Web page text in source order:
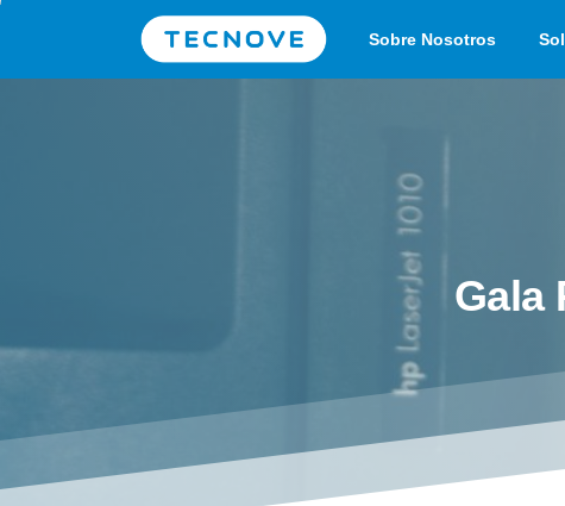
Sobre Nosotros
Gala